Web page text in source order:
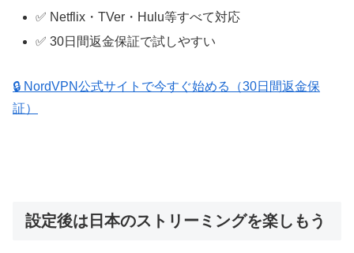
✅ Netflix・TVer・Hulu等すべて対応
✅ 30日間返金保証で試しやすい
🔒 NordVPN公式サイトで今すぐ始める（30日間返金保
証）
設定後は日本のストリーミングを楽しもう